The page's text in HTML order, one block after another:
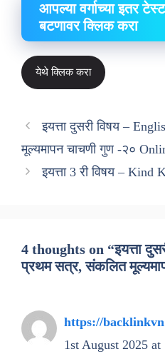
आपल्या वर्गाच्या इतर
बटणावर क्लिक करा
येथे क्लिक करा
इयत्ता दुसरी विषय –
मूल्यमापन चाचणी गुण -२०
इयत्ता 3 री विषय –
4 thoughts on “इयत्ता
प्रथम सत्र, संकलित
https://
1st August 2025 at